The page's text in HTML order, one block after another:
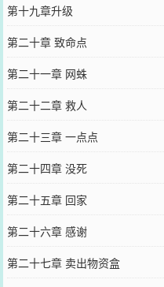
第十九章升级
第二十章 致命点
第二十一章 网蛛
第二十二章 救人
第二十三章 一点点
第二十四章 没死
第二十五章 回家
第二十六章 感谢
第二十七章 卖出物资盒